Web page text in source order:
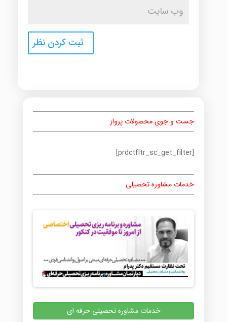
جست و جوی محصولات پرواز
[prdctfltr_sc_get_filter]
خدمات مشاوره تحصیلی
خدمات مشاوره تحصیلی حرفه ای